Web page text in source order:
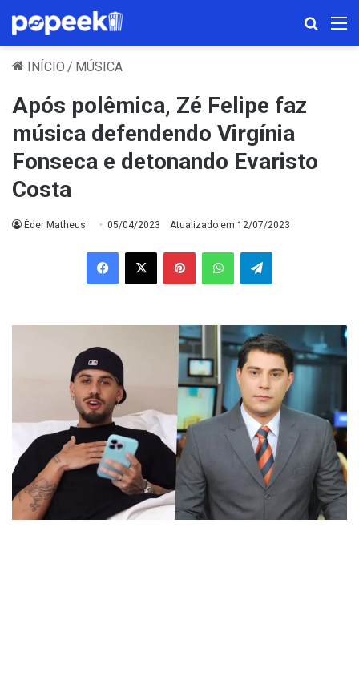
INÍCIO / MÚSICA
Após polêmica, Zé Felipe faz
música defendendo Virgínia
Fonseca e detonando Evaristo
Costa
Éder Matheus 05/04/2023 Atualizado em 12/07/2023
Facebook
X PinterestWhatsAppTelegram